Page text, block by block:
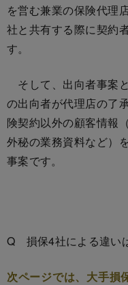
を営む兼業の保険代理
社と共有する際に契約
す。
そして、出向者事案
の出向者が代理店の了
険契約以外の顧客情報
外秘の業務資料など）
事案です。
Q 損保4社による違い
次ページでは、大手損